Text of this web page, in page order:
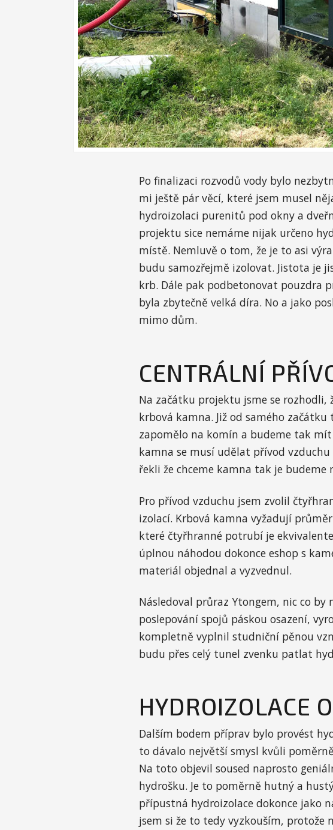
Po finalizaci rozvodů vody bylo
mi ještě pár věcí, které jsem musel
hydroizolaci purenitů pod okny a
projektu sice nemáme nijak určeno
místě. Nemluvě o tom, že je to asi
budu samozřejmě izolovat. Jistota je
krb. Dále pak podbetonovat pouzdra
byla zbytečně velká díra. No a jako
mimo dům.
CENTRÁLNÍ
Na začátku projektu jsme se
krbová kamna. Již od samého
zapomělo na komín a budeme tak
kamna se musí udělat přívod
řekli že chceme kamna tak je
Pro přívod vzduchu jsem zvolil
izolací. Krbová kamna vyžadují
které čtyřhranné potrubí je
úplnou náhodou dokonce eshop s
materiál objednal a vyzvednul.
Následoval průraz Ytongem, nic co
poslepování spojů páskou osazení,
kompletně vyplnil studniční pěnou
budu přes celý tunel zvenku patlat
HYDROIZOLACE
Dalším bodem příprav bylo provést
to dávalo největší smysl kvůli
Na toto objevil soused naprosto
hydrošku. Je to poměrně hutný a
přípustná hydroizolace dokonce jako
jsem si že to tedy vyzkouším,